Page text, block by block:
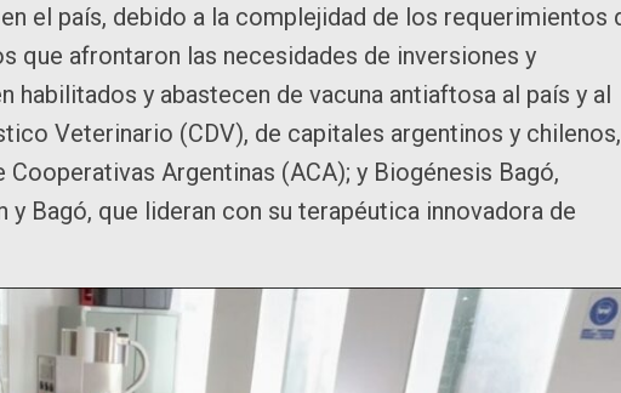
el país, debido a la complejidad de los requerimientos
que afrontaron las necesidades de inversiones y
habilitados y abastecen de vacuna antiaftosa al país y al
Veterinario (CDV), de capitales argentinos y
Argentinas (ACA); y Biogénesis Bagó,
Bagó, que lideran con su terapéutica innovadora de